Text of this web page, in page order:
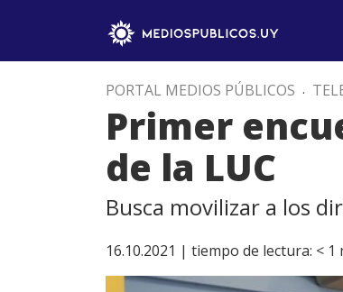
PORTAL MEDIOS PÚBLICOS .
Primer
de la LUC
Busca movilizar a los
16.10.2021 | tiempo de lectura: < 1